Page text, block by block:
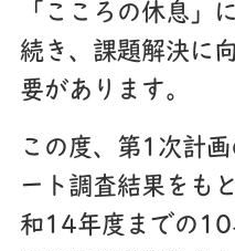
「こころの休息」
続き、課題解決に
要があります。
この度、第1次計
ート調査結果をも
和14年度までの10